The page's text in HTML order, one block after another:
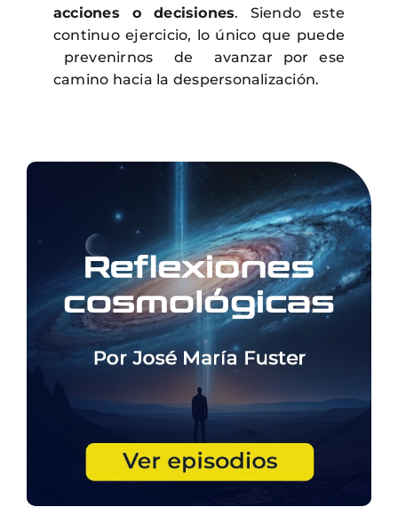
acciones o decisiones. Siendo este
continuo ejercicio, lo único que puede
prevenirnos de avanzar por ese
camino hacia la despersonalización.